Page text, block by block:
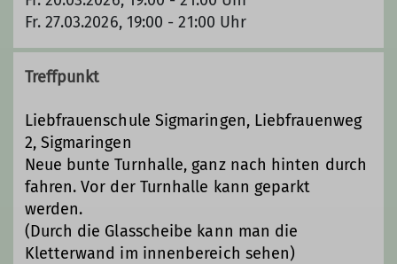
Fr. 27.03.2026, 19:00 - 21:00 Uhr
Treffpunkt
Liebfrauenschule Sigmaringen, Liebfrauenweg
2, Sigmaringen
Neue bunte Turnhalle, ganz nach hinten durch
fahren. Vor der Turnhalle kann geparkt
werden.
(Durch die Glasscheibe kann man die
Kletterwand im innenbereich sehen)